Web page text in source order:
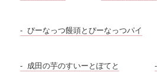
ぴーなっつ饅頭とぴーなっつパイ
成田の芋のすいーとぽてと